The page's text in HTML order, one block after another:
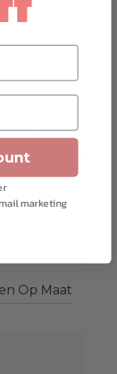
Op Maat
marketing